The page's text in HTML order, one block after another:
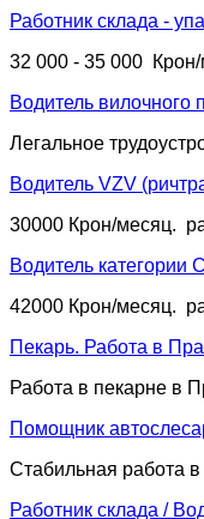
Работник склада -
32 000 - 35 000
Водитель вилочного
Легальное
Водитель VZV
30000 Крон/месяц.
Водитель категории С
42000 Крон/месяц.
Пекарь. Работа в
Работа в пекарне в
Помощник
Стабильная работа
Работник склада /